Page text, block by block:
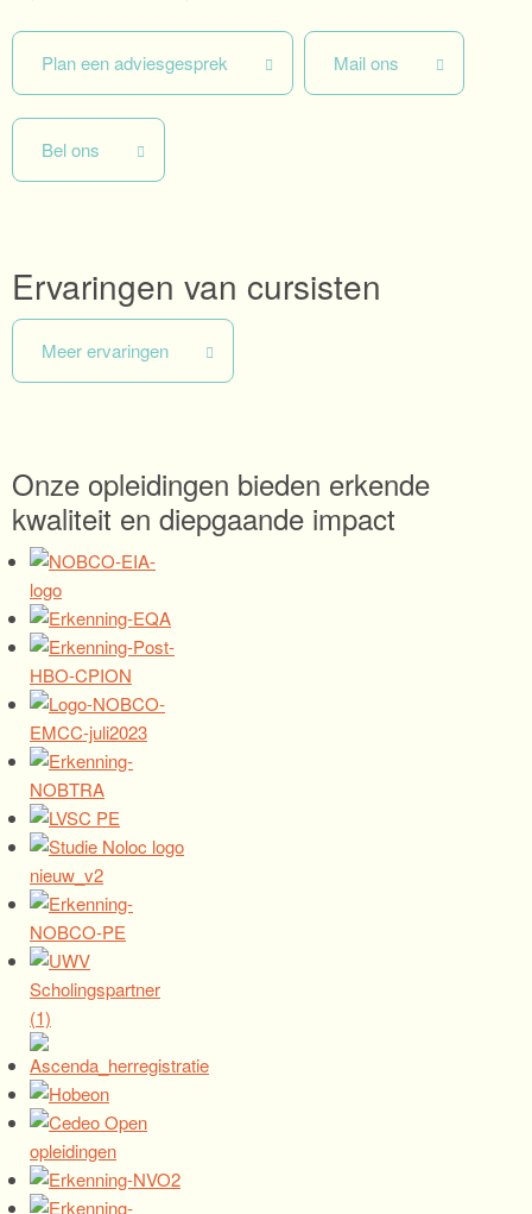
Plan een adviesgesprek Mail ons
Bel ons
Ervaringen van cursisten
Meer ervaringen
Onze opleidingen bieden erkende
kwaliteit en diepgaande impact